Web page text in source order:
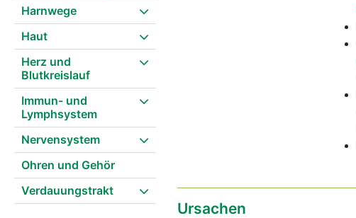
Harnwege
Haut
Herz und
Blutkreislauf
Immun- und
Lymphsystem
Nervensystem
Ohren und Gehör
Verdauungstrakt
Ursachen